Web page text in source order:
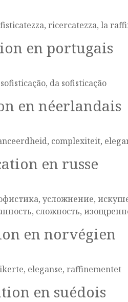
ricercatezza, la
en portugais
da sofisticação
en néerlandais
complexiteit,
en russe
усложнение,
сложность,
en norvégien
eleganse, raffinementet
en suédois